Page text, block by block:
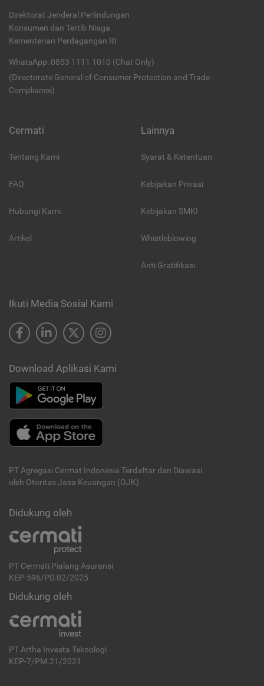
Direktorat Jenderal Perlindungan
Konsumen dan Tertib Niaga
Kementerian Perdagangan RI
WhatsApp: 0853 1111 1010 (Chat Only)
(Directorate General of Consumer Protection and Trade
Compliance)
Cermati
Tentang Kami
FAQ
Hubungi Kami
Artikel
Lainnya
Syarat & Ketentuan
Kebijakan Privasi
Kebijakan SMKI
Whistleblowing
Anti Gratifikasi
Ikuti Media Sosial Kami
Download Aplikasi Kami
PT Agregasi Cermat Indonesia Terdaftar dan Diawasi
oleh Otoritas Jasa Keuangan (OJK)
Didukung oleh
PT Cermati Pialang Asuransi
KEP-596/PD.02/2025
Didukung oleh
PT Artha Investa Teknologi
KEP-7/PM.21/2021